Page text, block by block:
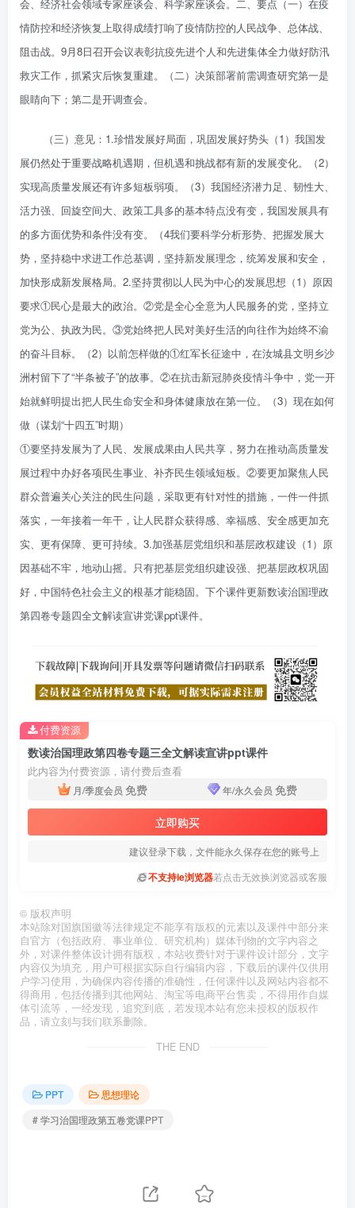
会、经济社会领域专家座谈会、科学家座谈会。二、要点（一）在疫
情防控和经济恢复上取得成绩打响了疫情防控的人民战争、总体战、
阻击战。9月8日召开会议表彰抗疫先进个人和先进集体全力做好防汛
救灾工作，抓紧灾后恢复重建。（二）决策部署前需调查研究第一是
眼睛向下；第二是开调查会。
（三）意见：1.珍惜发展好局面，巩固发展好势头（1）我国发
展仍然处于重要战略机遇期，但机遇和挑战都有新的发展变化。（2）
实现高质量发展还有许多短板弱项。（3）我国经济潜力足、韧性大、
活力强、回旋空间大、政策工具多的基本特点没有变，我国发展具有
的多方面优势和条件没有变。（4我们要科学分析形势、把握发展大
势，坚持稳中求进工作总基调，坚持新发展理念，统筹发展和安全，
加快形成新发展格局。2.坚持贯彻以人民为中心的发展思想（1）原因
要求①民心是最大的政治。②党是全心全意为人民服务的党，坚持立
党为公、执政为民。③党始终把人民对美好生活的向往作为始终不渝
的奋斗目标。（2）以前怎样做的①红军长征途中，在汝城县文明乡沙
洲村留下了“半条被子”的故事。②在抗击新冠肺炎疫情斗争中，党一开
始就鲜明提出把人民生命安全和身体健康放在第一位。（3）现在如何
做（谋划“十四五”时期）
①要坚持发展为了人民、发展成果由人民共享，努力在推动高质量发
展过程中办好各项民生事业、补齐民生领域短板。②要更加聚焦人民
群众普遍关心关注的民生问题，采取更有针对性的措施，一件一件抓
落实，一年接着一年干，让人民群众获得感、幸福感、安全感更加充
实、更有保障、更可持续。3.加强基层党组织和基层政权建设（1）原
因基础不牢，地动山摇。只有把基层党组织建设强、把基层政权巩固
好，中国特色社会主义的根基才能稳固。下个课件更新数读治国理政
第四卷专题四全文解读宣讲党课ppt课件。
数读治国理政第四卷专题三全文解读宣讲ppt课件
此内容为付费资源，请付费后查看
月/季度会员 免费 年/永久会员 免费
立即购买
建议登录下载，文件能永久保存在您的账号上
不支持ie浏览器若点击无效换浏览器或客服
付费资源
© 版权声明
本站除对国旗国徽等法律规定不能享有版权的元素以及课件中部分来
自官方（包括政府、事业单位、研究机构）媒体刊物的文字内容之
外，对课件整体设计拥有版权，本站收费针对于课件设计部分，文字
内容仅为填充，用户可根据实际自行编辑内容，下载后的课件仅供用
户学习使用，为确保内容传播的准确性，任何课件以及网站内容都不
得商用，包括传播到其他网站、淘宝等电商平台售卖，不得用作自媒
体引流等，一经发现，追究到底，若发现本站有您未授权的版权作
品，请立刻与我们联系删除。
THE END
PPT
思想理论
# 学习治国理政第五卷党课PPT